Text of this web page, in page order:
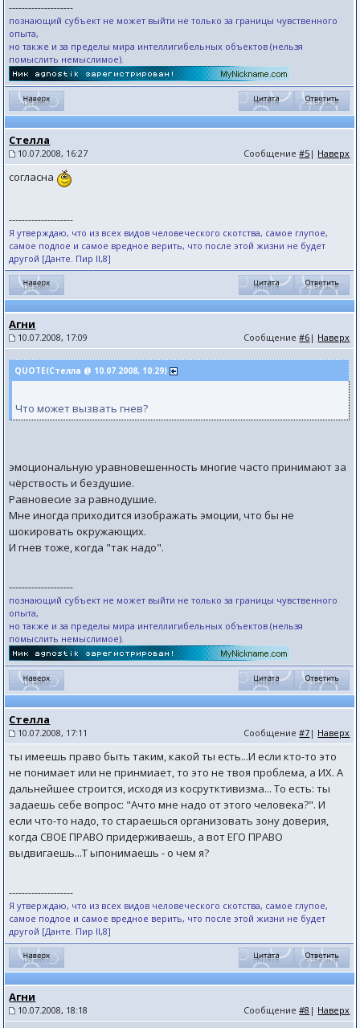
--------------------
познающий субъект не может выйти не только за границы чувственного
опыта,
но также и за пределы мира интеллигибельных объектов (нельзя
помыслить немыслимое).
Стелла
10.07.2008, 16:27 Сообщение#5 | Наверх
согласна
--------------------
Я утверждаю, что из всех видов человеческого скотства, самое глупое,
самое подлое и самое вредное верить, что после этой жизни не будет
другой [Данте. Пир II,8]
Агни
10.07.2008, 17:09 Сообщение#6 | Наверх
QUOTE(Стелла @ 10.07.2008, 10:29)
Что может вызвать гнев?
эмоциональную уравновешенность многие часто принимают за
чёрствость и бездушие.
Равновесие за равнодушие.
Мне иногда приходится изображать эмоции, что бы не
шокировать окружающих.
И гнев тоже, когда "так надо".
--------------------
познающий субъект не может выйти не только за границы чувственного
опыта,
но также и за пределы мира интеллигибельных объектов (нельзя
помыслить немыслимое).
Стелла
10.07.2008, 17:11 Сообщение#7 | Наверх
ты имеешь право быть таким, какой ты есть...И если кто-то это
не понимает или не принмиает, то это не твоя проблема, а ИХ. А
дальнейшее строится, исходя из косрутктивизма... То есть: ты
задаешь себе вопрос: "Ачто мне надо от этого человека?". И
если что-то надо, то стараешься организовать зону доверия,
когда СВОЕ ПРАВО придерживаешь, а вот ЕГО ПРАВО
выдвигаешь...Т ыпонимаешь - о чем я?
--------------------
Я утверждаю, что из всех видов человеческого скотства, самое глупое,
самое подлое и самое вредное верить, что после этой жизни не будет
другой [Данте. Пир II,8]
Агни
10.07.2008, 18:18 Сообщение#8 | Наверх